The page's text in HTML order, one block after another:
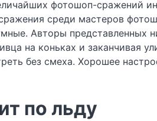
среди мастеров
Авторы
на коньках и заканчивая
без смеха. Хорошее
по льду